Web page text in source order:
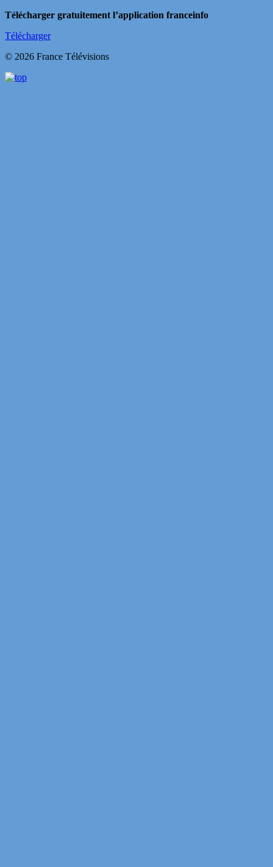
Télécharger gratuitement l’application franceinfo
Télécharger
© 2026 France Télévisions